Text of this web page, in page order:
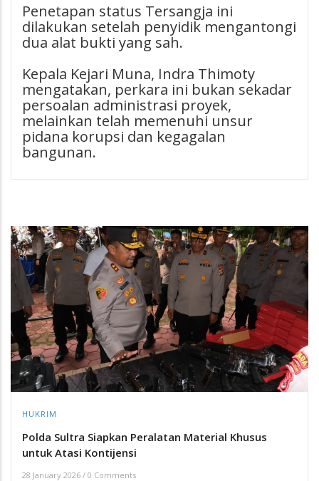
Penetapan status Tersangja ini
dilakukan setelah penyidik mengantongi
dua alat bukti yang sah.
Kepala Kejari Muna, Indra Thimoty
mengatakan, perkara ini bukan sekadar
persoalan administrasi proyek,
melainkan telah memenuhi unsur
pidana korupsi dan kegagalan
bangunan.
HUKRIM
Polda Sultra Siapkan Peralatan Material Khusus
untuk Atasi Kontijensi
28 January 2026 / 0 Comments